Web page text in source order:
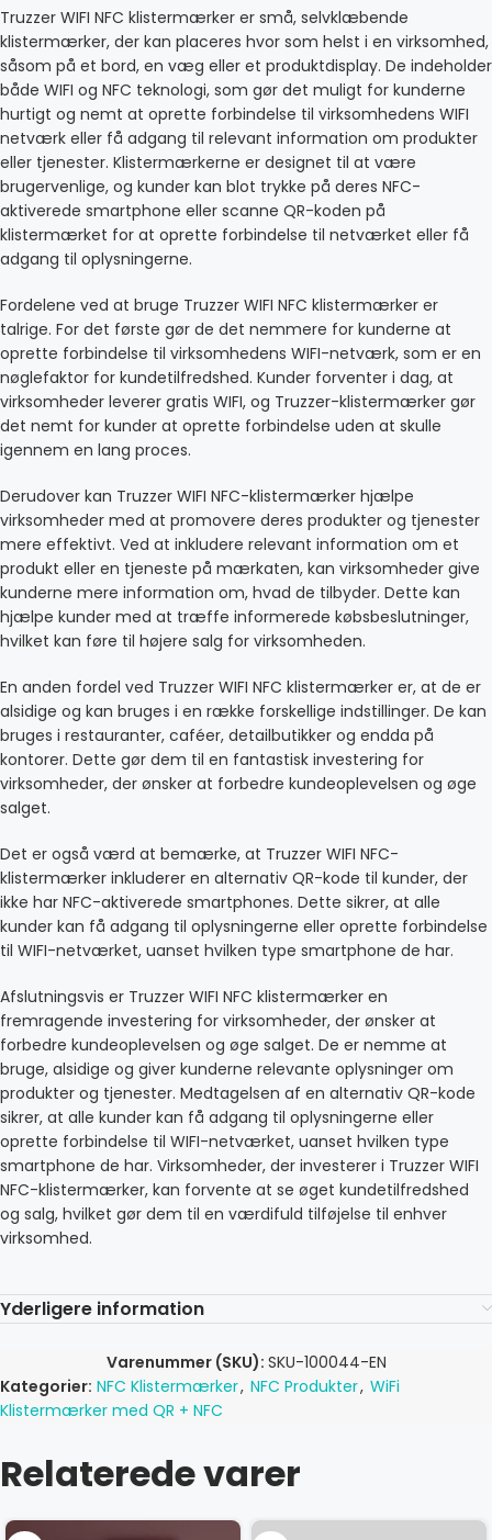
Truzzer WIFI NFC klistermærker er små, selvklæbende
klistermærker, der kan placeres hvor som helst i en virksomhed,
såsom på et bord, en væg eller et produktdisplay. De indeholder
både WIFI og NFC teknologi, som gør det muligt for kunderne
hurtigt og nemt at oprette forbindelse til virksomhedens WIFI
netværk eller få adgang til relevant information om produkter
eller tjenester. Klistermærkerne er designet til at være
brugervenlige, og kunder kan blot trykke på deres NFC-
aktiverede smartphone eller scanne QR-koden på
klistermærket for at oprette forbindelse til netværket eller få
adgang til oplysningerne.
Fordelene ved at bruge Truzzer WIFI NFC klistermærker er
talrige. For det første gør de det nemmere for kunderne at
oprette forbindelse til virksomhedens WIFI-netværk, som er en
nøglefaktor for kundetilfredshed. Kunder forventer i dag, at
virksomheder leverer gratis WIFI, og Truzzer-klistermærker gør
det nemt for kunder at oprette forbindelse uden at skulle
igennem en lang proces.
Derudover kan Truzzer WIFI NFC-klistermærker hjælpe
virksomheder med at promovere deres produkter og tjenester
mere effektivt. Ved at inkludere relevant information om et
produkt eller en tjeneste på mærkaten, kan virksomheder give
kunderne mere information om, hvad de tilbyder. Dette kan
hjælpe kunder med at træffe informerede købsbeslutninger,
hvilket kan føre til højere salg for virksomheden.
En anden fordel ved Truzzer WIFI NFC klistermærker er, at de er
alsidige og kan bruges i en række forskellige indstillinger. De kan
bruges i restauranter, caféer, detailbutikker og endda på
kontorer. Dette gør dem til en fantastisk investering for
virksomheder, der ønsker at forbedre kundeoplevelsen og øge
salget.
Det er også værd at bemærke, at Truzzer WIFI NFC-
klistermærker inkluderer en alternativ QR-kode til kunder, der
ikke har NFC-aktiverede smartphones. Dette sikrer, at alle
kunder kan få adgang til oplysningerne eller oprette forbindelse
til WIFI-netværket, uanset hvilken type smartphone de har.
Afslutningsvis er Truzzer WIFI NFC klistermærker en
fremragende investering for virksomheder, der ønsker at
forbedre kundeoplevelsen og øge salget. De er nemme at
bruge, alsidige og giver kunderne relevante oplysninger om
produkter og tjenester. Medtagelsen af ​​en alternativ QR-kode
sikrer, at alle kunder kan få adgang til oplysningerne eller
oprette forbindelse til WIFI-netværket, uanset hvilken type
smartphone de har. Virksomheder, der investerer i Truzzer WIFI
NFC-klistermærker, kan forvente at se øget kundetilfredshed
og salg, hvilket gør dem til en værdifuld tilføjelse til enhver
virksomhed.
Yderligere information
Varenummer (SKU): SKU-100044-EN
Kategorier: NFC Klistermærker, NFC Produkter, WiFi
Klistermærker med QR + NFC
Relaterede varer